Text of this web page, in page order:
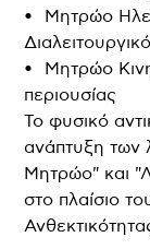
• Μητρώο
• Μητρώο
περιουσίας
Το φυσικό
ανάπτυξη των
Μητρώο" και
στο πλαίσιο